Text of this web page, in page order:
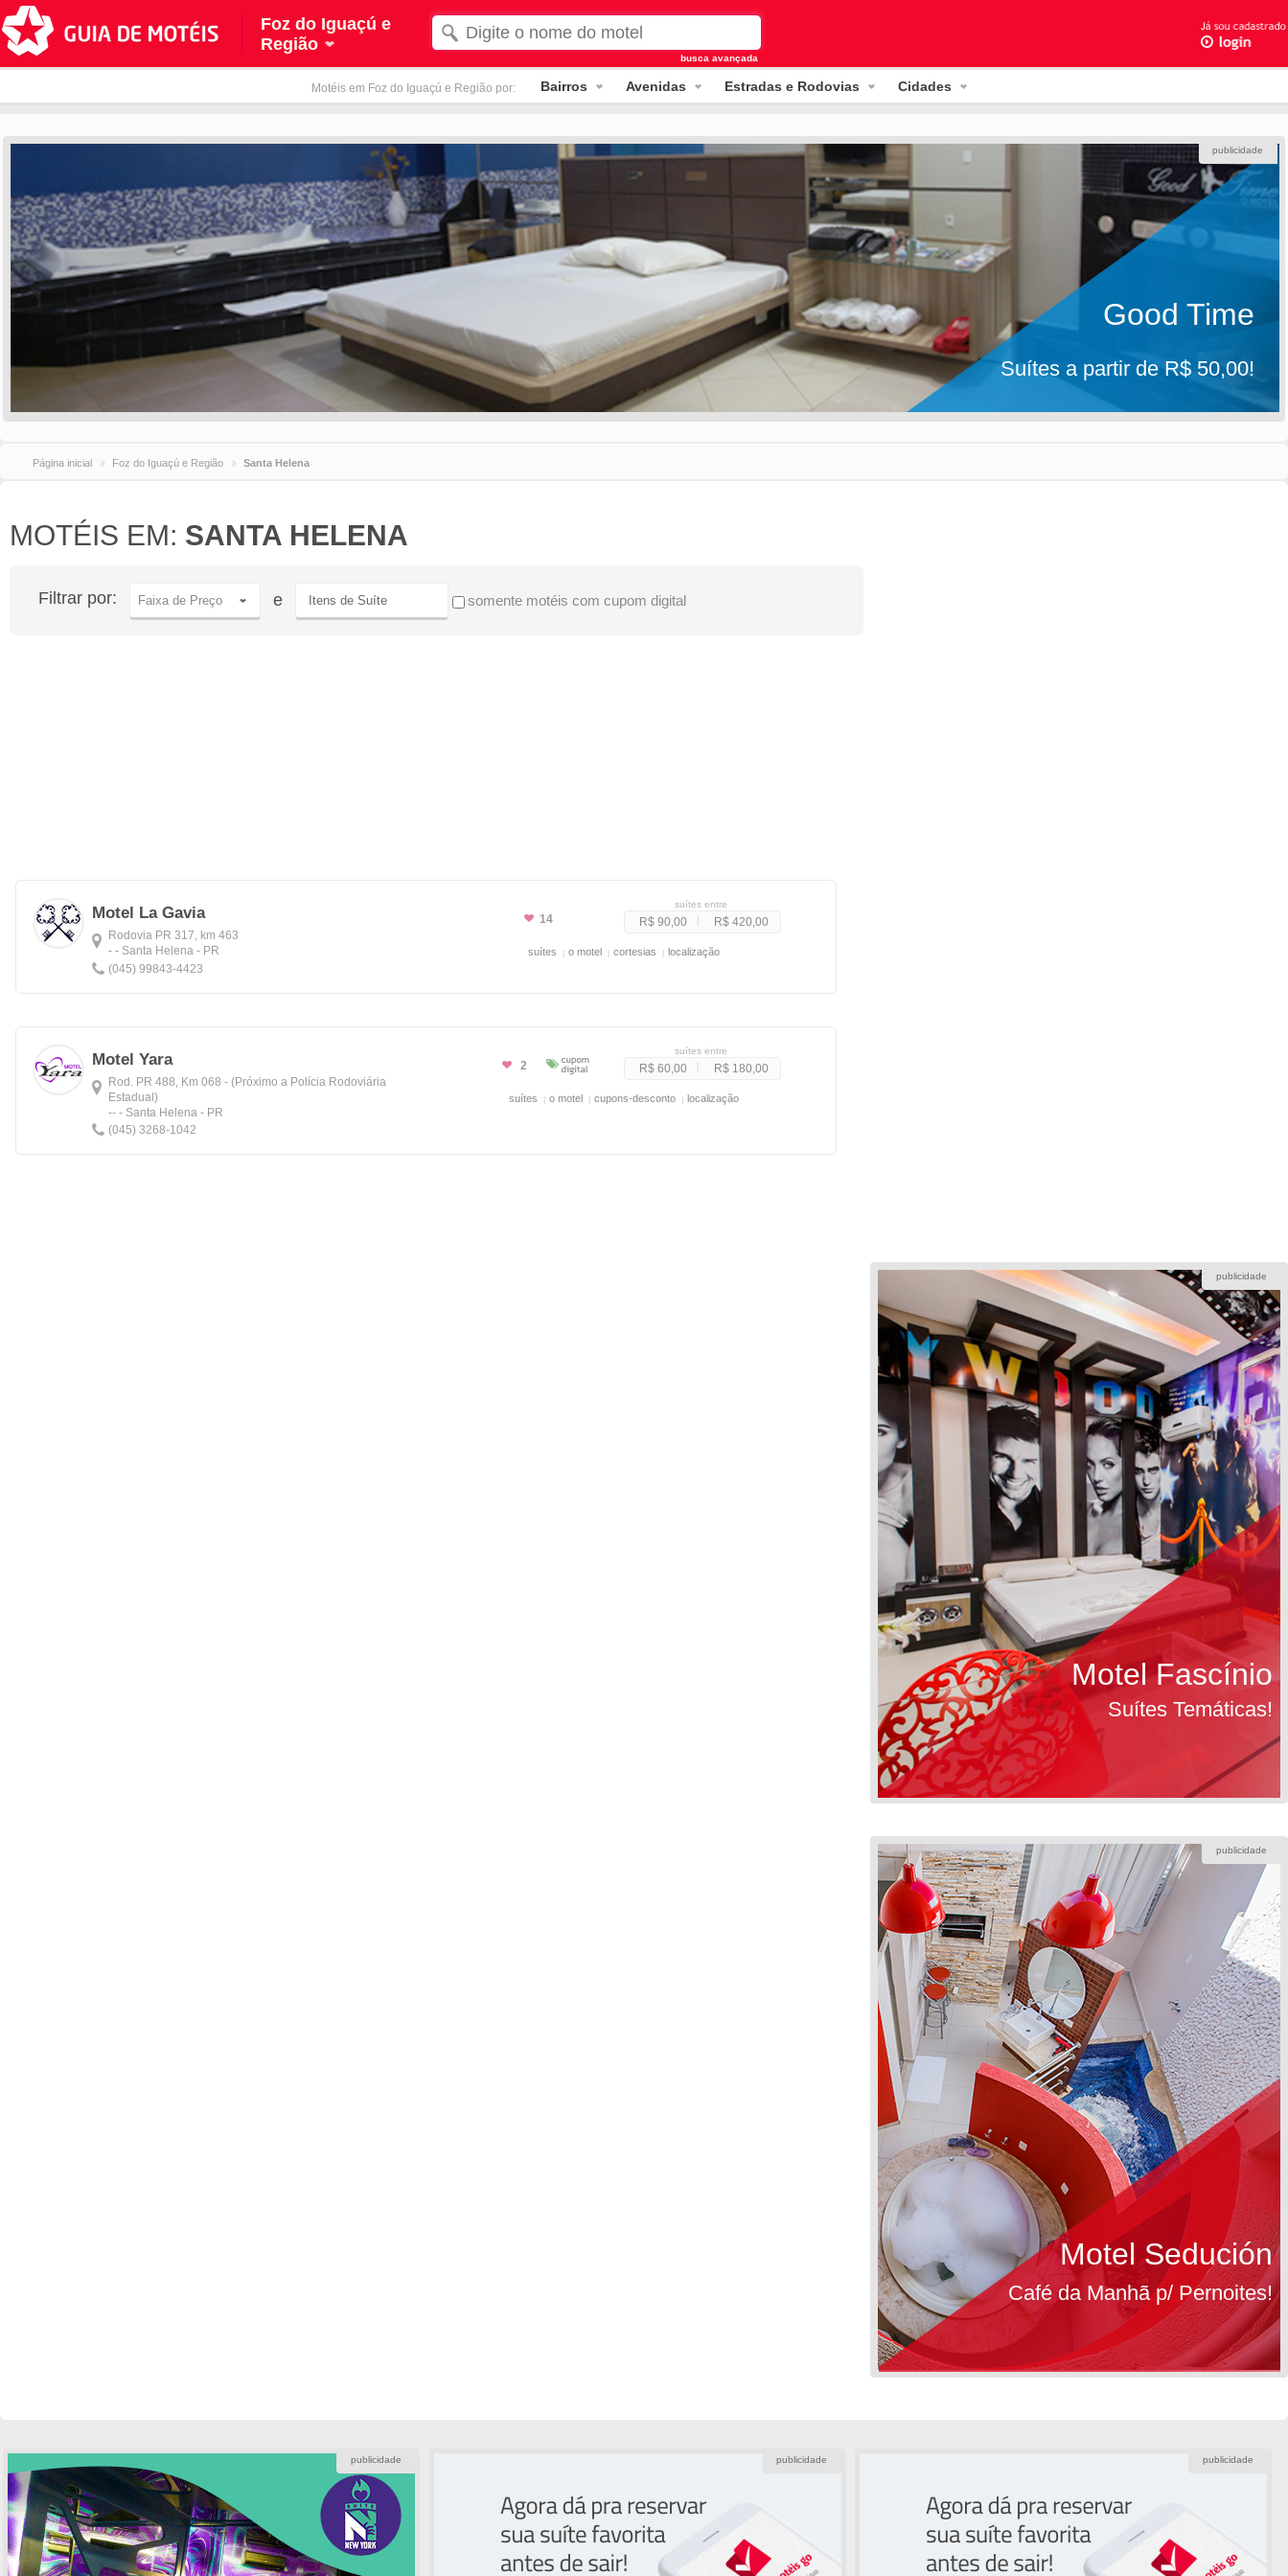
Foz do Iguaçú e
Região
busca avançada
Motéis em Foz do Iguaçú e Região por: Bairros Avenidas Estradas e Rodovias Cidades
publicidade
Good Time
Suítes a partir de R$ 50,00!
Página inicial Foz do Iguaçú e Região Santa Helena
MOTÉIS EM: SANTA HELENA
Filtrar por: Faixa de Preço e somente motéis com cupom digital
Motel La Gavia
Rodovia PR 317, km 463
- - Santa Helena - PR
(045) 99843-4423
14
suítes entre
R$ 90,00 R$ 420,00
suítes o motel cortesias localização
Motel Yara
Rod. PR 488, Km 068 - (Próximo a Polícia Rodoviária
Estadual)
-- - Santa Helena - PR
(045) 3268-1042
2
suítes entre
R$ 60,00 R$ 180,00
suítes o motel cupons-desconto localização
publicidade
Motel Fascínio
Suítes Temáticas!
publicidade
Motel Sedución
Café da Manhã p/ Pernoites!
publicidade publicidade publicidade